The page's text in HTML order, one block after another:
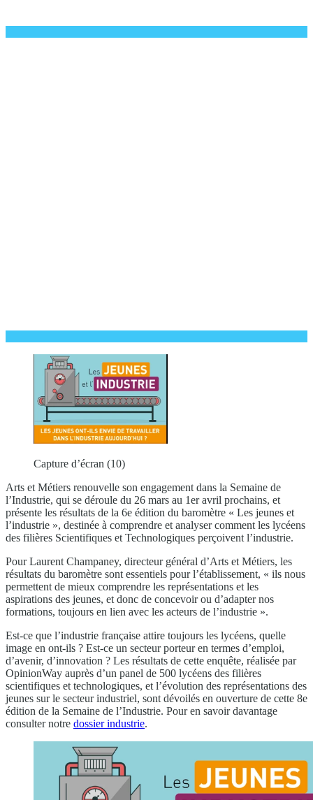
Capture d’écran (10)
Arts et Métiers renouvelle son engagement dans la Semaine de
l’Industrie, qui se déroule du 26 mars au 1er avril prochains, et
présente les résultats de la 6e édition du baromètre « Les jeunes et
l’industrie », destinée à comprendre et analyser comment les lycéens
des filières Scientifiques et Technologiques perçoivent l’industrie.
Pour Laurent Champaney, directeur général d’Arts et Métiers, les
résultats du baromètre sont essentiels pour l’établissement, « ils nous
permettent de mieux comprendre les représentations et les
aspirations des jeunes, et donc de concevoir ou d’adapter nos
formations, toujours en lien avec les acteurs de l’industrie ».
Est-ce que l’industrie française attire toujours les lycéens, quelle
image en ont-ils ? Est-ce un secteur porteur en termes d’emploi,
d’avenir, d’innovation ? Les résultats de cette enquête, réalisée par
OpinionWay auprès d’un panel de 500 lycéens des filières
scientifiques et technologiques, et l’évolution des représentations des
jeunes sur le secteur industriel, sont dévoilés en ouverture de cette 8e
édition de la Semaine de l’Industrie. Pour en savoir davantage
consulter notre dossier industrie.